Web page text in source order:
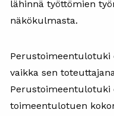
lähinnä työttömien
näkökulmasta.
Perustoimeentulotuki
vaikka sen
Perustoimeentulotuki
toimeentulotuen